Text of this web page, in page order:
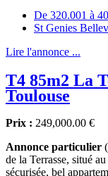
De 320.001 à
St Genies
Lire l'annonce ...
T4 85m2 La
Toulouse
Prix : 249,000.00 €
Annonce particulier (
de la Terrasse, situé
sécurisée, bel